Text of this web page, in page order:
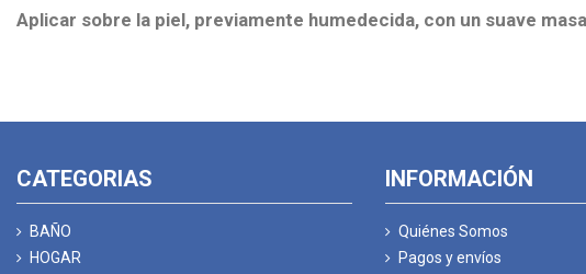
Aplicar sobre la piel, previamente humedecida, con un suave
CATEGORIAS
BAÑO
HOGAR
INFORMACIÓN
Quiénes Somos
Pagos y envíos